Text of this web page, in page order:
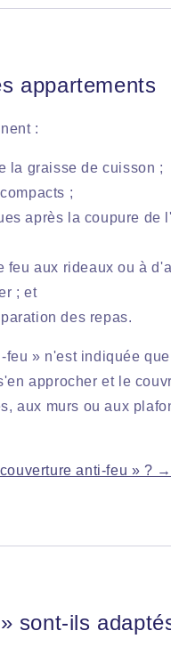
appartements
:
la graisse de cuisson ;
;
après la coupure de
aux rideaux ou à
; et
des repas.
» n'est indiquée
approcher et le
aux murs ou aux
anti-feu » ? →
sont-ils